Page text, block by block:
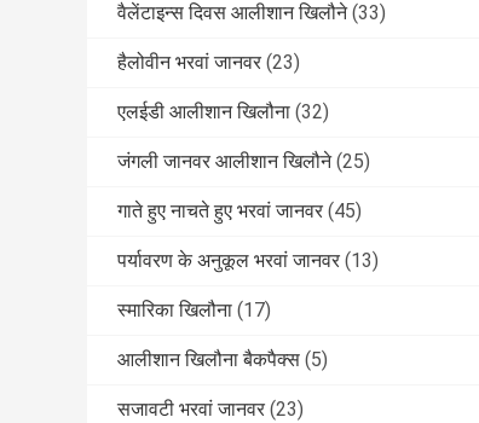
वैलेंटाइन्स दिवस आलीशान खिलौने (33)
हैलोवीन भरवां जानवर (23)
एलईडी आलीशान खिलौना (32)
जंगली जानवर आलीशान खिलौने (25)
गाते हुए नाचते हुए भरवां जानवर (45)
पर्यावरण के अनुकूल भरवां जानवर (13)
स्मारिका खिलौना (17)
आलीशान खिलौना बैकपैक्स (5)
सजावटी भरवां जानवर (23)